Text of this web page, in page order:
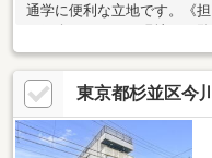
通学に便利な立地です。《
ご紹介です。ぜひ現地をご
内・資料請求など随時承っ
せください。ご連絡心より
免責
東京都杉並区今